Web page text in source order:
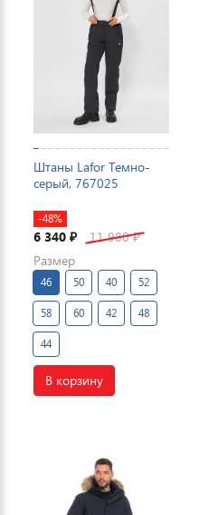
Штаны Lafor Темно-
серый, 767025
-48%
6 340 ₽ 11 980₽
Размер
46 50 40 52
58 60 42 48
44
В корзину